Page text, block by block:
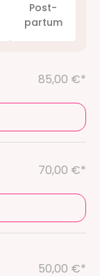
Post-
partum
85,00 €*
70,00 €*
50,00 €*